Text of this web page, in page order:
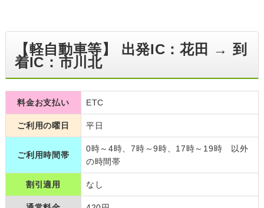
【軽自動車等】 出発IC：花田 → 到
着IC：市川北
料金お支払い ETC
ご利用の曜日 平日
ご利用時間帯
0時～4時、7時～9時、17時～19時 以外
の時間帯
割引適用 なし